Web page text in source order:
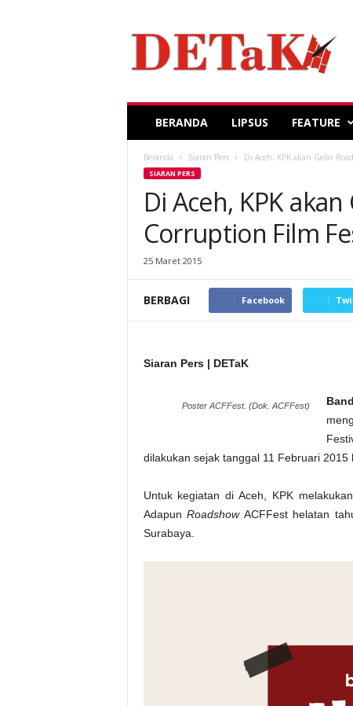
BERANDA LIPSUS FEATURE
Beranda Siaran Pers Di Aceh, KPK akan Gelar
SIARAN PERS
Di Aceh, KPK
Corruption Film
25 Maret 2015
BERBAGI Facebook
Siaran Pers | DETaK
Poster ACFFest. (Dok. ACFFest)
dilakukan sejak tanggal 11 Februari 2015
Untuk kegiatan di Aceh, KPK
Adapun RoadshowACFFest helatan
Surabaya.